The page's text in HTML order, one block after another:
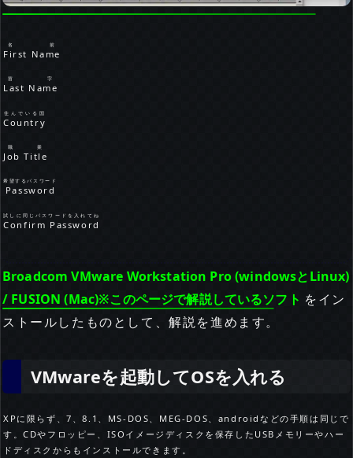
First Name
名前
Last Name
苗字
Country
住んでいる国
Job Title
職業
Password
希望するパスワード
Confirm Password
試しに同じパスワードを入れてね
Broadcom VMware Workstation Pro (windowsとLinux)
/ FUSION (Mac)※このページで解説しているソフト をイン
ストールしたものとして、解説を進めます。
VMwareを起動してOSを入れる
XPに限らず、7、8.1、MS-DOS、MEG-DOS、androidなどの手順は同じで
す。CDやフロッピー、ISOイメージディスクを保存したUSBメモリーやハー
ドディスクからもインストールできます。